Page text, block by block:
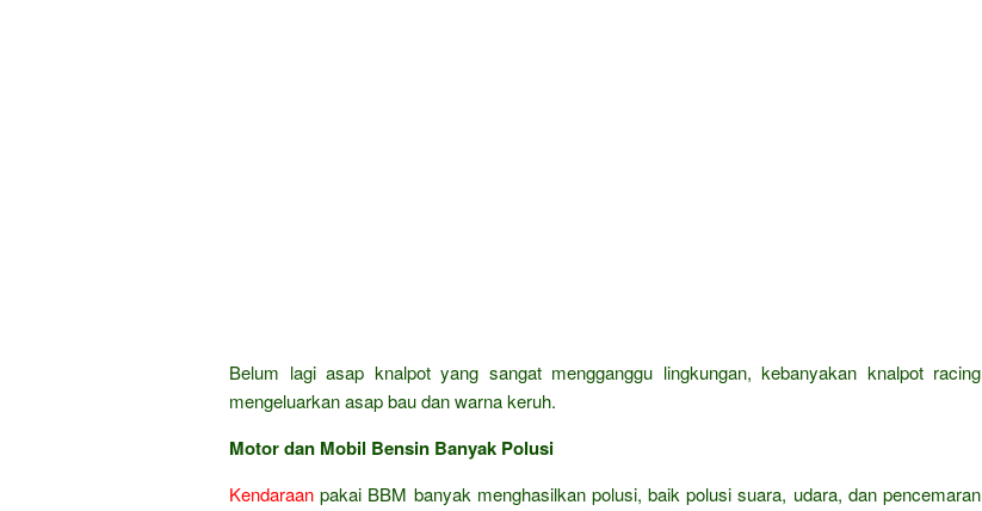
Belum lagi asap knalpot yang sangat mengganggu lingkungan, kebanyakan knalpot racing
mengeluarkan asap bau dan warna keruh.
Motor dan Mobil Bensin Banyak Polusi
Kendaraan pakai BBM banyak menghasilkan polusi, baik polusi suara, udara, dan pencemaran